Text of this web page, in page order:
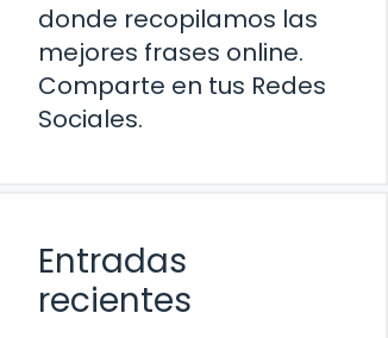
donde recopilamos las
mejores frases online.
Comparte en tus Redes
Sociales.
Entradas
recientes